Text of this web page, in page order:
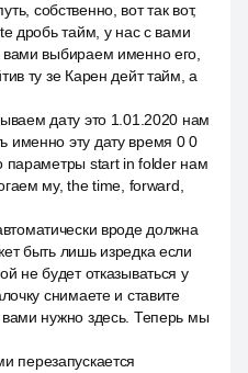
собственно, вот так вот,
дробь тайм, у нас с вами
выбираем именно его,
ту зе Карен дейт тайм, а
дату это 1.01.2020 нам
именно эту дату время 0 0
параметры start in folder нам
му, the time, forward,
вроде должна
быть лишь изредка если
не будет отказываться у
снимаете и ставите
нужно здесь. Теперь мы
перезапускается